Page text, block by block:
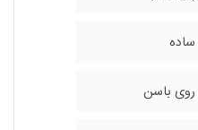
ساده
روی باسن